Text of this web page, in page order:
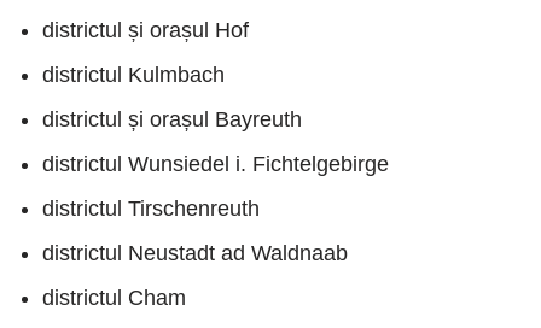
districtul și orașul Hof
districtul Kulmbach
districtul și orașul Bayreuth
districtul Wunsiedel i. Fichtelgebirge
districtul Tirschenreuth
districtul Neustadt ad Waldnaab
districtul Cham